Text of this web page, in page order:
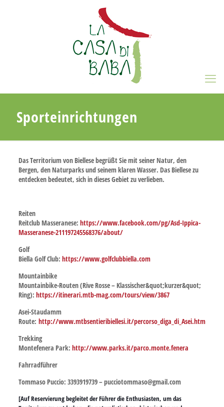
Sporteinrichtungen
Das Territorium von Biellesebegrüßt Sie mit seiner Natur, den
Bergen, den Naturparks und seinem klaren Wasser. Das Biellese zu
entdecken bedeutet, sich in dieses Gebiet zu verlieben.
Reiten
Reitclub Masseranese: https://www.facebook.com/pg/Asd-Ippica-
Masseranese-211197245568376/about/
Golf
Biella Golf Club: https://www.golfclubbiella.com
Mountainbike
Mountainbike-Routen (Rive Rosse – Klassischer&quot;kurzer&quot;
Ring): https://itinerari.mtb-mag.com/tours/view/3867
Asei-Staudamm
Route: http://www.mtbsentieribiellesi.it/percorso_diga_di_Asei.htm
Trekking
Montefenera Park: http://www.parks.it/parco.monte.fenera
Fahrradführer
Tommaso Puccio: 3393919739 – pucciotommaso@gmail.com
[Auf Reservierung begleitet der Führer die Enthusiasten, um das